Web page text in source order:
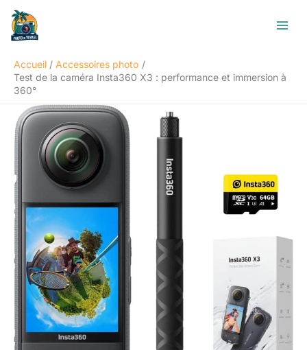
Aller
contenu
Accueil
Accessoires photo
Test de la caméra Insta360 X3 : performance et immersion à
360°
R
e
h
e
c
h
e
r